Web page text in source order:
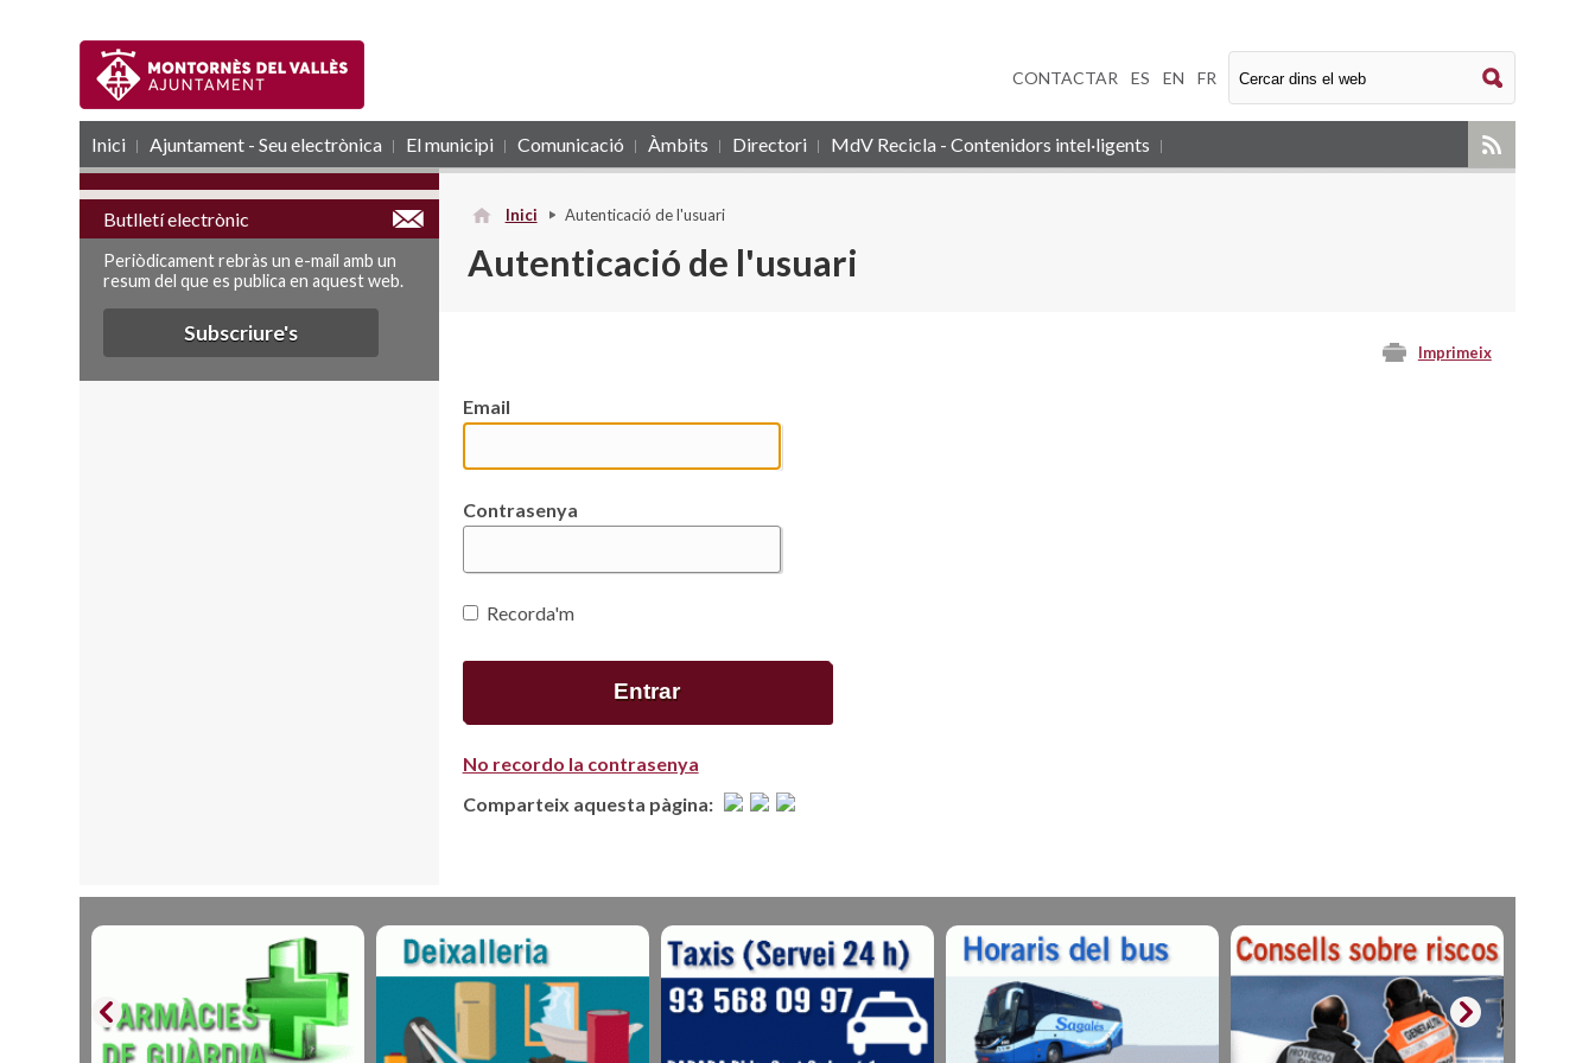
CONTACTAR ES EN FR
Inici Ajuntament - Seu electrònica El municipi Comunicació Àmbits Directori MdV Recicla - Contenidors intel·ligents
RSS
Inici Autenticació de l'usuari
Autenticació de l'usuari
Imprimeix
Email
Contrasenya
Recorda'm
No recordo la contrasenya
Comparteix aquesta pàgina:
Butlletí electrònic
Periòdicament rebràs un e-mail amb un
resum del que es publica en aquest web.
Subscriure's